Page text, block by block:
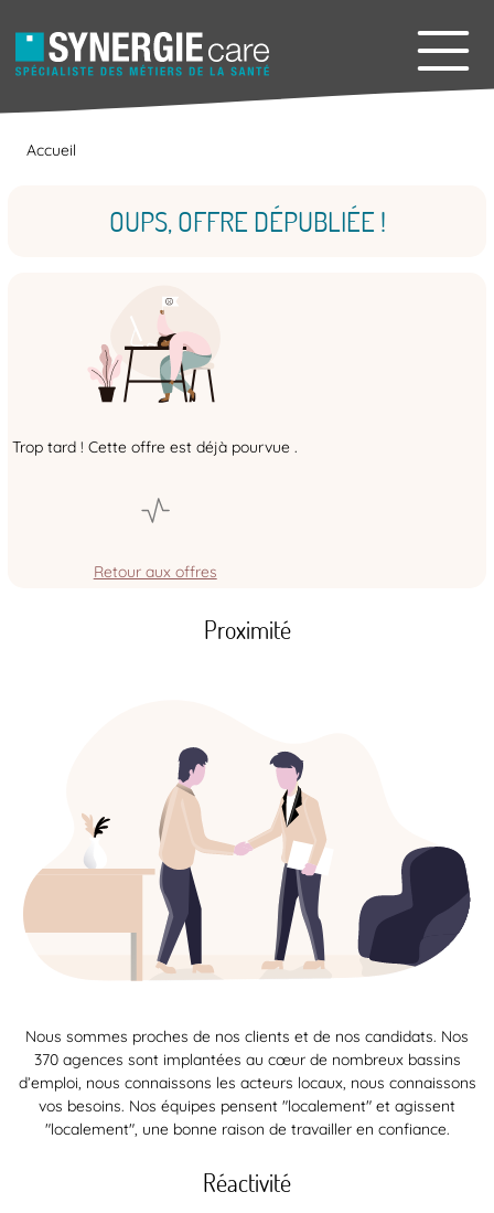
Accueil
OUPS, OFFRE DÉPUBLIÉE !
Trop tard ! Cette offre est déjà pourvue .
Retour aux offres
Proximité
Nous sommes proches de nos clients et de nos candidats. Nos
370 agences sont implantées au cœur de nombreux bassins
d’emploi, nous connaissons les acteurs locaux, nous connaissons
vos besoins. Nos équipes pensent "localement" et agissent
"localement", une bonne raison de travailler en confiance.
Réactivité